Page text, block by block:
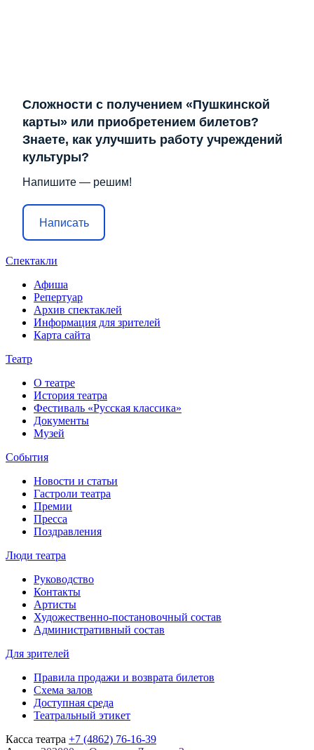
Сложности с получением «Пушкинской
карты» или приобретением билетов?
Знаете, как улучшить работу учреждений
культуры?
Напишите — решим!
Написать
Спектакли
Афиша
Репертуар
Архив спектаклей
Информация для зрителей
Карта сайта
Театр
О театре
История театра
Фестиваль «Русская классика»
Документы
Музей
События
Новости и статьи
Гастроли театра
Премии
Пресса
Поздравления
Люди театра
Руководство
Контакты
Артисты
Художественно-постановочный состав
Административный состав
Для зрителей
Правила продажи и возврата билетов
Схема залов
Доступная среда
Театральный этикет
Касса театра +7 (4862) 76-16-39